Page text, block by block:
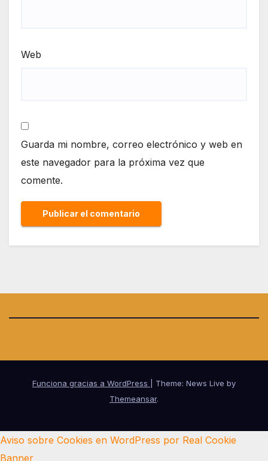
Web
Guarda mi nombre, correo electrónico y web en
este navegador para la próxima vez que
comente.
Funciona gracias a WordPress
Theme: News Live by
Themeansar.
Aviso sobre Cookies en WordPress por Real Cookie
Banner